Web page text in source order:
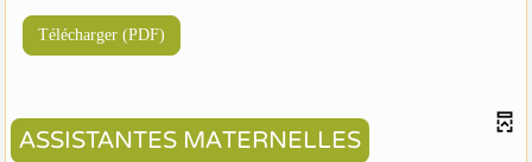
Télécharger (PDF)
ASSISTANTES MATERNELLES